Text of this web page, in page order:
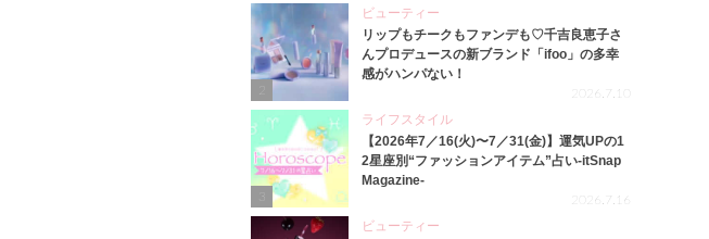
ビューティー
リップもチークもファンデも♡千吉良恵子さ
んプロデュースの新ブランド「ifoo」の多幸
感がハンパない！
2026.7.10
3
ライフスタイル
【2026年7／16(火)〜7／31(金)】運気UPの1
2星座別“ファッションアイテム”占い-itSnap
Magazine-
2026.7.16
ビューティー